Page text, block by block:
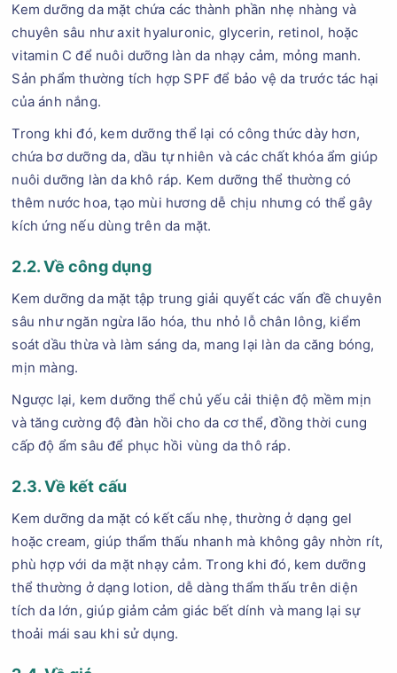
Kem dưỡng da mặt chứa các thành phần nhẹ nhàng và
chuyên sâu như axit hyaluronic, glycerin, retinol, hoặc
vitamin C để nuôi dưỡng làn da nhạy cảm, mỏng manh.
Sản phẩm thường tích hợp SPF để bảo vệ da trước tác hại
của ánh nắng.
Trong khi đó, kem dưỡng thể lại có công thức dày hơn,
chứa bơ dưỡng da, dầu tự nhiên và các chất khóa ẩm giúp
nuôi dưỡng làn da khô ráp. Kem dưỡng thể thường có
thêm nước hoa, tạo mùi hương dễ chịu nhưng có thể gây
kích ứng nếu dùng trên da mặt.
2.2. Về công dụng
Kem dưỡng da mặt tập trung giải quyết các vấn đề chuyên
sâu như ngăn ngừa lão hóa, thu nhỏ lỗ chân lông, kiểm
soát dầu thừa và làm sáng da, mang lại làn da căng bóng,
mịn màng.
Ngược lại, kem dưỡng thể chủ yếu cải thiện độ mềm mịn
và tăng cường độ đàn hồi cho da cơ thể, đồng thời cung
cấp độ ẩm sâu để phục hồi vùng da thô ráp.
2.3. Về kết cấu
Kem dưỡng da mặt có kết cấu nhẹ, thường ở dạng gel
hoặc cream, giúp thẩm thấu nhanh mà không gây nhờn rít,
phù hợp với da mặt nhạy cảm. Trong khi đó, kem dưỡng
thể thường ở dạng lotion, dễ dàng thẩm thấu trên diện
tích da lớn, giúp giảm cảm giác bết dính và mang lại sự
thoải mái sau khi sử dụng.